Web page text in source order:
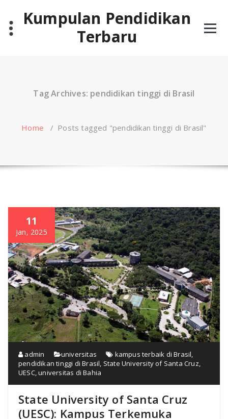
contentKumpulan Pendidikan
Terbaru
Tag Archives: pendidikan tinggi di Brasil
Home / Posts tagged "pendidikan tinggi di Brasil"
11
Jan, 2025
admin universitas kampus terbaik di Brasil,
pendidikan tinggi di Brasil, State University of Santa Cruz,
UESC,universitas di Bahia
State University of Santa Cruz
(UESC): Kampus Terkemuka